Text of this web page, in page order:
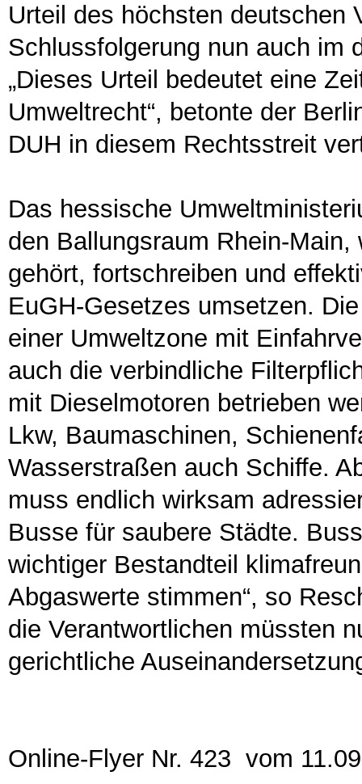
Urteil des höchsten deutschen
Schlussfolgerung nun auch im
„Dieses Urteil bedeutet eine
Umweltrecht“, betonte der
DUH in diesem Rechtsstreit
Das hessische
den Ballungsraum Rhein-
gehört, fortschreiben und
EuGH-Gesetzes umsetzen.
einer Umweltzone mit
auch die verbindliche
mit Dieselmotoren betrieben
Lkw, Baumaschinen,
Wasserstraßen auch Schiffe.
muss endlich wirksam
Busse für saubere Städte.
wichtiger Bestandteil
Abgaswerte stimmen“, so
die Verantwortlichen müssten
gerichtliche
Online-Flyer Nr. 423 vom